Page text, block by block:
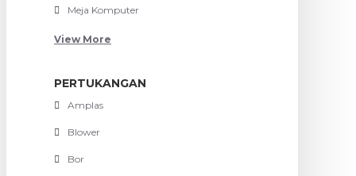
Meja Komputer
View More
PERTUKANGAN
Amplas
Blower
Bor